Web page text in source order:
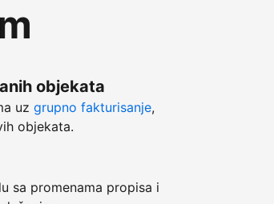
objekata
uz grupno fakturisanje,
objekata.
sa promenama propisa i